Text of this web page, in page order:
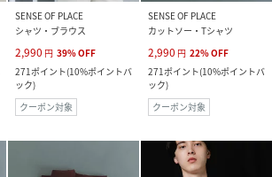
SENSE OF PLACE
シャツ・ブラウス
2,990 円 39%OFF
271ポイント(10%ポイントバ
ック)
クーポン対象
SENSE OF PLACE
カットソー・Tシャツ
2,990 円 22%OFF
271ポイント(10%ポイントバ
ック)
クーポン対象